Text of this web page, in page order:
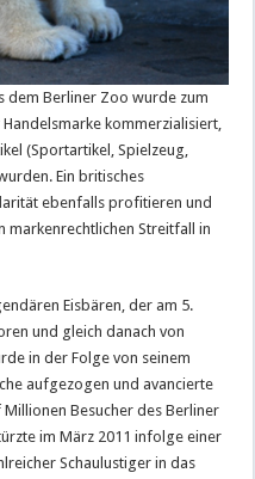
dem Berliner Zoo wurde zum
kommerzialisiert,
(Sportartikel, Spielzeug,
Ein britisches
ebenfalls profitieren und
markenrechtlichen Streitfall in
Eisbären, der am 5.
und gleich danach von
in der Folge von seinem
aufgezogen und avancierte
Besucher des Berliner
im März 2011 infolge einer
Schaulustiger in das